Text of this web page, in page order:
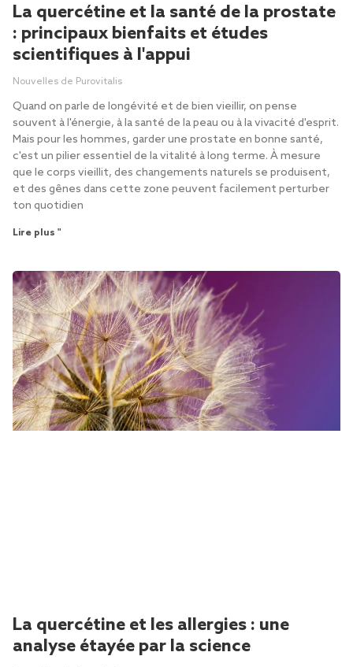
La quercétine et la santé de la prostate
: principaux bienfaits et études
scientifiques à l'appui
Nouvelles de Purovitalis
Quand on parle de longévité et de bien vieillir, on pense
souvent à l'énergie, à la santé de la peau ou à la vivacité d'esprit.
Mais pour les hommes, garder une prostate en bonne santé,
c'est un pilier essentiel de la vitalité à long terme. À mesure
que le corps vieillit, des changements naturels se produisent,
et des gênes dans cette zone peuvent facilement perturber
ton quotidien
Lire plus "
La quercétine et les allergies : une
analyse étayée par la science